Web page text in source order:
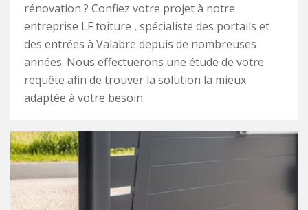
rénovation ? Confiez votre projet à notre
entreprise LF toiture , spécialiste des portails et
des entrées à Valabre depuis de nombreuses
années. Nous effectuerons une étude de votre
requête afin de trouver la solution la mieux
adaptée à votre besoin.